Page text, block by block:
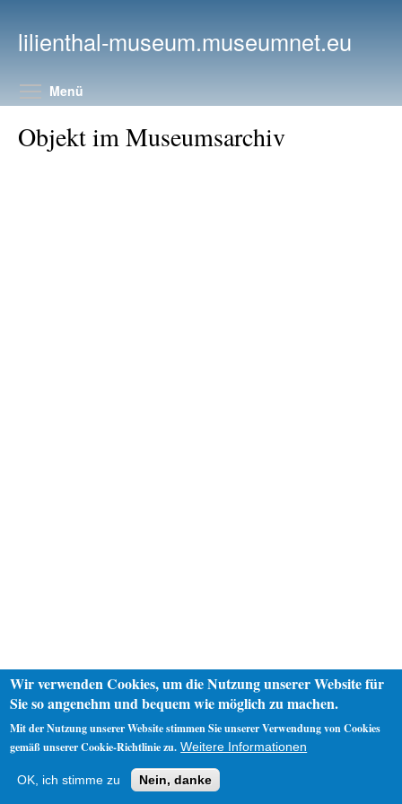
lilienthal-museum.museumnet.eu
Menü
Objekt im Museumsarchiv
Impressum
Wir verwenden Cookies, um die Nutzung unserer Website für
Sie so angenehm und bequem wie möglich zu machen.
Mit der Nutzung unserer Website stimmen Sie unserer Verwendung von Cookies
gemäß unserer Cookie-Richtlinie zu. Weitere Informationen
OK, ich stimme zu Nein, danke